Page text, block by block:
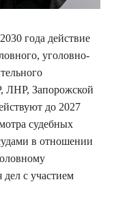
года действие
уголовно-
ЛНР, Запорожской
до 2027
судебных
в отношении
с участием